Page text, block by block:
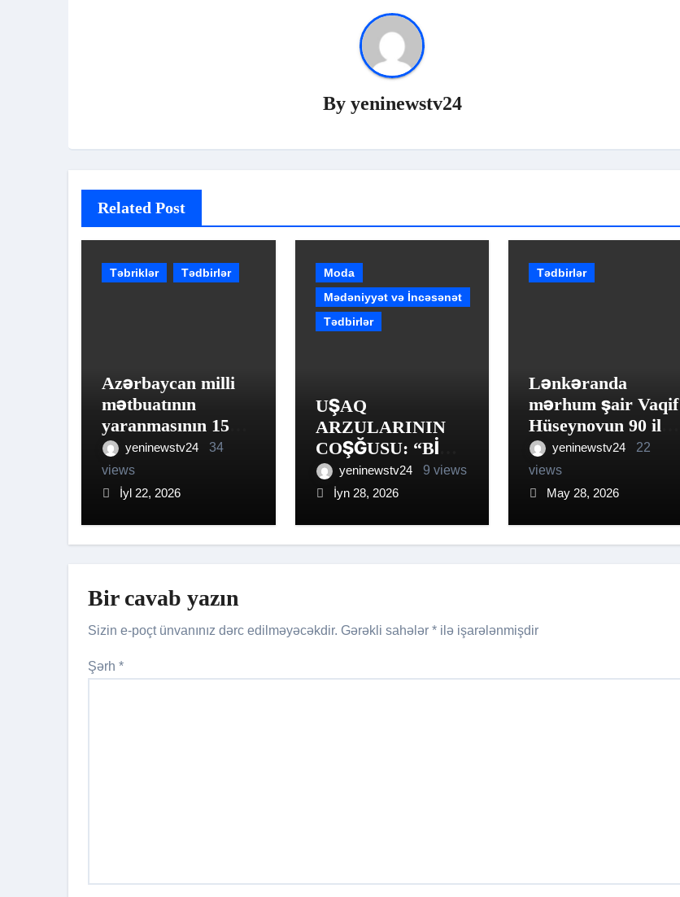
By yeninewstv24
Related Post
Təbriklər Tədbirlər
Azərbaycan milli
mətbuatının
yaranmasının 151-
ci ildönümü
münasibətilə
Matros Bich
möhtəşəm tədbir
yeninewstv24
34
views
İyl 22, 2026
Moda
Mədəniyyət və İncəsənət
Tədbirlər
UŞAQ
ARZULARININ
COŞĞUSU: “BİR
ZÖVQ”
YARIŞMASININ
yeninewstv24
9 views
İyn 28, 2026
Tədbirlər
Lənkəranda
mərhum şair Vaqif
Hüseynovun 90 illik
yubileyi qeyd
olunub
yeninewstv24
22
views
May 28, 2026
Bir cavab yazın
Sizin e-poçt ünvanınız dərc edilməyəcəkdir. Gərəkli sahələr * ilə işarələnmişdir
Şərh *